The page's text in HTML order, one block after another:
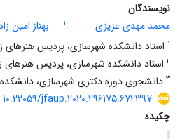
نویسندگان
محمد مهدی عزیزی
1 بهناز امین
1 استاد دانشکده شهرسازی، پردیس هنرهای
2 استاد دانشکده شهرسازی، پردیس هنرهای
3 دانشجوی دوره دکتری شهرسازی، دانشکده
10.22059/jfaup.2020.296175.672397
چکیده